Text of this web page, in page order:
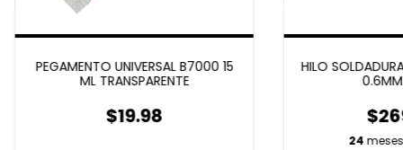
PEGAMENTO UNIVERSAL B7000 15
ML TRANSPARENTE
$19.98
HILO
24